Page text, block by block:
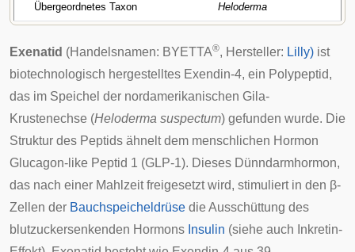
Übergeordnetes Taxon Heloderma
Exenatid (Handelsnamen: BYETTA®, Hersteller: Lilly) ist
biotechnologisch hergestelltes Exendin-4, ein Polypeptid,
das im Speichel der nordamerikanischen Gila-
Krustenechse (Heloderma suspectum) gefunden wurde. Die
Struktur des Peptids ähnelt dem menschlichen Hormon
Glucagon-like Peptid 1 (GLP-1). Dieses Dünndarmhormon,
das nach einer Mahlzeit freigesetzt wird, stimuliert in den β-
Zellen der Bauchspeicheldrüse die Ausschüttung des
blutzuckersenkenden Hormons Insulin (siehe auch Inkretin-